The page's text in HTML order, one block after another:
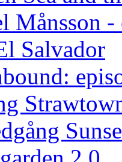
Månsson
Salvador